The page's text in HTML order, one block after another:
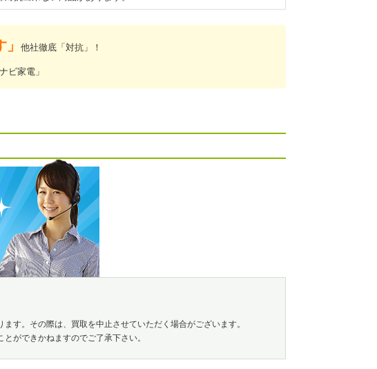
他社徹底「対抗」！
ビ家電」
す。その際は、買取を中止させていただく場合がございます。
ができかねますのでご了承下さい。